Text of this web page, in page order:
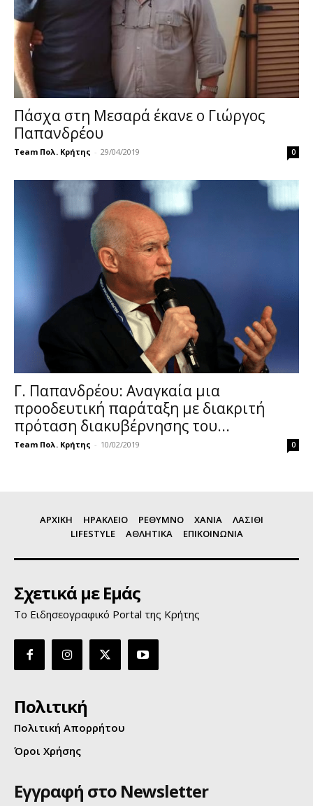
Πάσχα στη Μεσαρά έκανε ο Γιώργος
Παπανδρέου
Team Πολ. Κρήτης - 29/04/2019 0
Γ. Παπανδρέου: Αναγκαία μια
προοδευτική παράταξη με διακριτή
πρόταση διακυβέρνησης του...
Team Πολ. Κρήτης - 10/02/2019 0
ΑΡΧΙΚΗ ΗΡΑΚΛΕΙΟ ΡΕΘΥΜΝΟ ΧΑΝΙΑ
ΛΑΣΙΘΙ
LIFESTYLE
ΑΘΛΗΤΙΚΑ ΕΠΙΚΟΙΝΩΝΙΑ
Σχετικά με Εμάς
Το Ειδησεογραφικό Portal της Κρήτης
Πολιτική
Πολιτική Απορρήτου
Όροι Χρήσης
Εγγραφή στο Newsletter